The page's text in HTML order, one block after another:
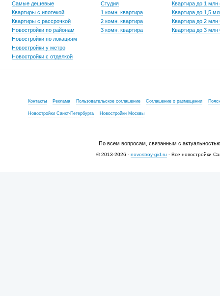
Самые дешевые
Квартиры с ипотекой
Квартиры с рассрочкой
Новостройки по районам
Новостройки по локациям
Новостройки у метро
Новостройки с отделкой
Студия
1 комн. квартира
2 комн. квартира
3 комн. квартира
Квартира до 1 млн
Квартира до 1,5
Квартира до 2 млн
Квартира до 3 млн
Контакты Реклама Пользовательское соглашение Соглашение о размещении
Новостройки Санкт-Петербурга Новостройки Москвы
По всем вопросам, связанным с
© 2013-2026 - novostroy-gid.ru - Все новостройки